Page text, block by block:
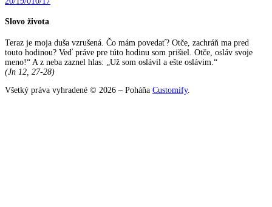
Slovo života
Teraz je moja duša vzrušená. Čo mám povedať? Otče, zachráň ma pred
touto hodinou? Veď práve pre túto hodinu som prišiel. Otče, osláv svoje
meno!“ A z neba zaznel hlas: „Už som oslávil a ešte oslávim.“
(Jn 12, 27-28)
Všetký práva vyhradené © 2026 – Poháňa Customify.